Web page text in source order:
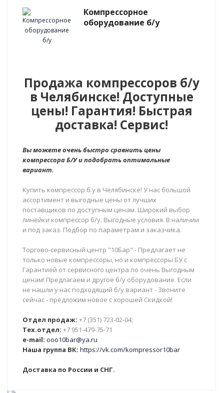
Компрессорное
оборудование б/у
Продажа компрессоров б/у
в Челябинске! Доступные
цены! Гарантия! Быстрая
доставка! Сервис!
Вы можете очень быстро сравнить цены
компрессора Б/У и подобрать оптимальные
вариант.
Купить компрессор б.у в Челябинске! У нас большой
ассортимент и выгодные цены от лучших
поставщиков по доступным ценам. Широкий выбор
линейки компрессор б/у. Выгодные условия. В наличии
и под заказ. Подбор по параметрам и заказчика.
Торгово-сервисный центр "10Бар" - Предлагает не
только новые компрессоры, но и компрессоры БУ с
Гарантией от сервисного центра по очень Выгодным
ценам! Предлагаем и другое б/у оборудование. Если
не нашли у нас подходящий б/у вариант - Звоните
сейчас - предложим новое с хорошей Скидкой!
Отдел продаж: +7 (351) 723-02-04;
Тех.отдел: +7 951-479-75-71
e-mail: ooo10bar@ya.ru
Наша группа ВК: https://vk.com/kompressor10bar
Доставка по России и СНГ.